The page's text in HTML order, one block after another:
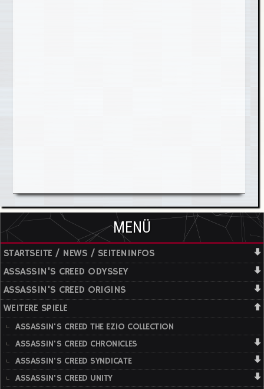
MENÜ
STARTSEITE / NEWS / SEITENINFOS
ASSASSIN'S CREED ODYSSEY
ASSASSIN'S CREED ORIGINS
WEITERE SPIELE
ASSASSIN'S CREED THE EZIO COLLECTION
ASSASSIN'S CREED CHRONICLES
ASSASSIN'S CREED SYNDICATE
ASSASSIN'S CREED UNITY